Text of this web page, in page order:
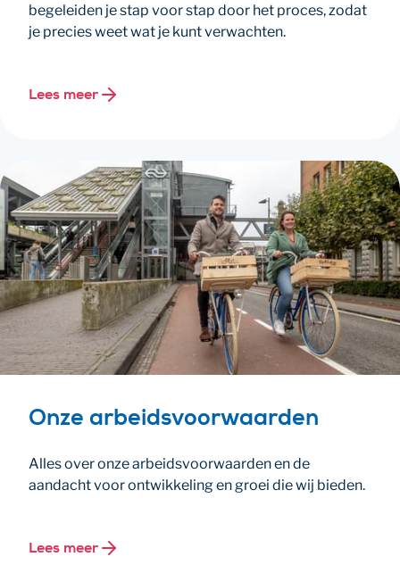
begeleiden je stap voor stap door het proces, zodat
je precies weet wat je kunt verwachten.
Lees meer
Onze arbeids­voorwaarden
Alles over onze arbeidsvoorwaarden en de
aandacht voor ontwikkeling en groei die wij bieden.
Lees meer